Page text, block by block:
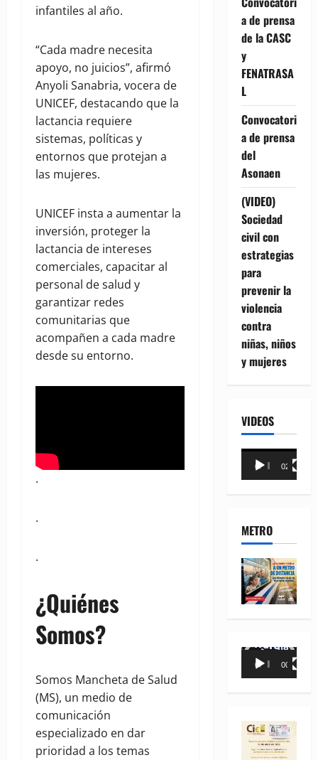
infantiles al año.
“Cada madre necesita
apoyo, no juicios”, afirmó
Anyoli Sanabria, vocera de
UNICEF, destacando que la
lactancia requiere
sistemas, políticas y
entornos que protejan a
las mujeres.
UNICEF insta a aumentar la
inversión, proteger la
lactancia de intereses
comerciales, capacitar al
personal de salud y
garantizar redes
comunitarias que
acompañen a cada madre
desde su entorno.
.
.
.
¿Quiénes
Somos?
Somos Mancheta de Salud
(MS), un medio de
comunicación
especializado en dar
prioridad a los temas
a de prensa
de la CASC
y
FENATRASA
L
Convocatori
a de prensa
del
Asonaen
(VIDEO)
Sociedad
civil con
estrategias
para
prevenir la
violencia
contra
niñas, niños
y mujeres
VIDEOS
Reproductor
00:00 02:18
METRO
Reproductor
00:00 00:35